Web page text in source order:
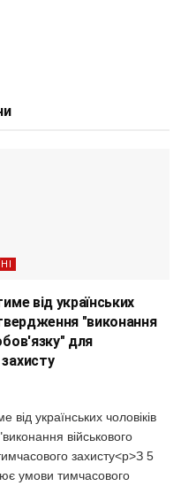
від українських
"виконання
для
від українських чоловіків
військового
захисту<p>З 5
умови тимчасового